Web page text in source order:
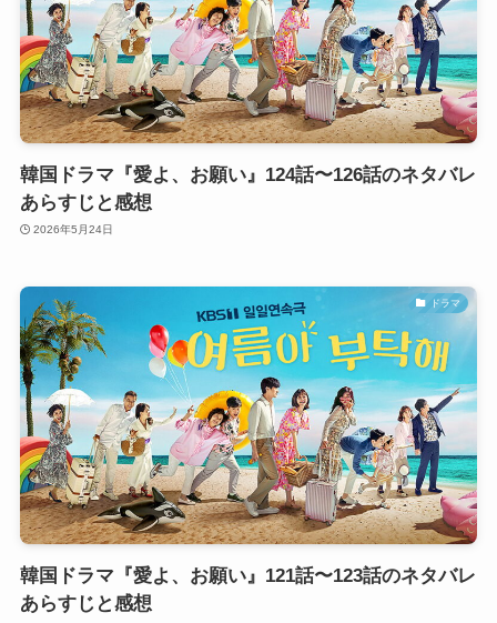
韓国ドラマ『愛よ、お願い』124話〜126話のネタバレ
あらすじと感想
2026年5月24日
ドラマ
韓国ドラマ『愛よ、お願い』121話〜123話のネタバレ
あらすじと感想